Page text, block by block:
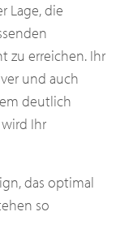
Lage, die
zu erreichen. Ihr
und auch
deutlich
Ihr
das optimal
so